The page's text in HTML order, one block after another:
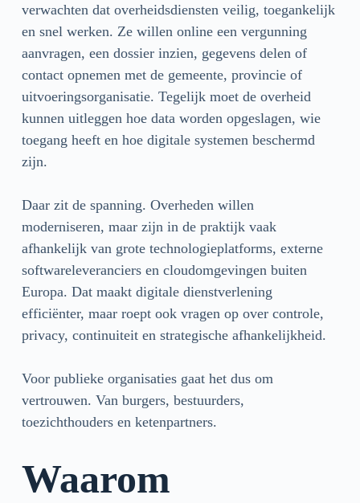
verwachten dat overheidsdiensten veilig, toegankelijk
en snel werken. Ze willen online een vergunning
aanvragen, een dossier inzien, gegevens delen of
contact opnemen met de gemeente, provincie of
uitvoeringsorganisatie. Tegelijk moet de overheid
kunnen uitleggen hoe data worden opgeslagen, wie
toegang heeft en hoe digitale systemen beschermd
zijn.
Daar zit de spanning. Overheden willen
moderniseren, maar zijn in de praktijk vaak
afhankelijk van grote technologieplatforms, externe
softwareleveranciers en cloudomgevingen buiten
Europa. Dat maakt digitale dienstverlening
efficiënter, maar roept ook vragen op over controle,
privacy, continuiteit en strategische afhankelijkheid.
Voor publieke organisaties gaat het dus om
vertrouwen. Van burgers, bestuurders,
toezichthouders en ketenpartners.
Waarom